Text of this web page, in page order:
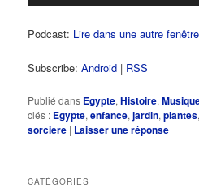
Podcast: Lire dans une autre fenêtre
Subscribe:Android | RSS
Publié dans Egypte,Histoire,
clés : Egypte,enfance,jardin,plantes,
sorciere | Laisser une réponse
CATÉGORIES